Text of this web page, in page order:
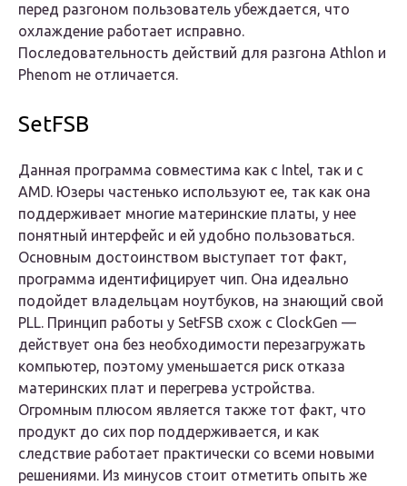
перед разгоном пользователь убеждается, что
охлаждение работает исправно.
Последовательность действий для разгона Athlon и
Phenom не отличается.
SetFSB
Данная программа совместима как с Intel, так и с
AMD. Юзеры частенько используют ее, так как она
поддерживает многие материнские платы, у нее
понятный интерфейс и ей удобно пользоваться.
Основным достоинством выступает тот факт,
программа идентифицирует чип. Она идеально
подойдет владельцам ноутбуков, на знающий свой
PLL. Принцип работы у SetFSB схож с ClockGen —
действует она без необходимости перезагружать
компьютер, поэтому уменьшается риск отказа
материнских плат и перегрева устройства.
Огромным плюсом является также тот факт, что
продукт до сих пор поддерживается, и как
следствие работает практически со всеми новыми
решениями. Из минусов стоит отметить опыть же